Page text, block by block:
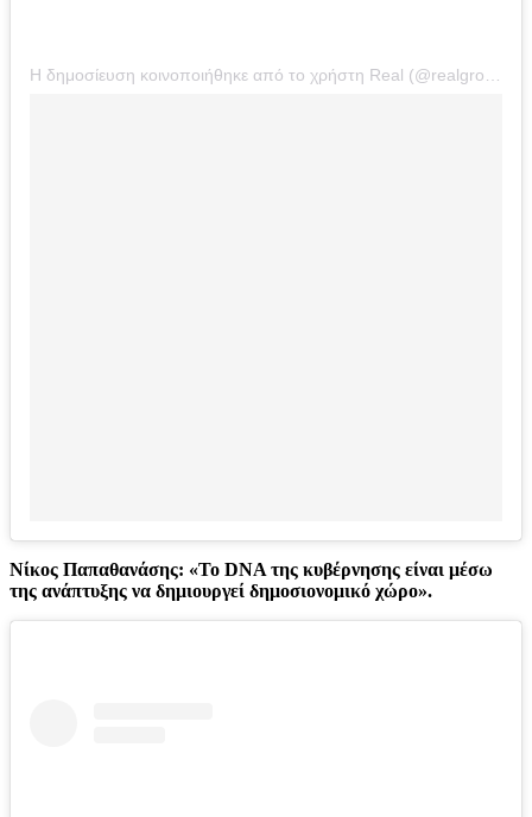
Νίκος Παπαθανάσης: «Το DNA της κυβέρνησης είναι μέσω
της ανάπτυξης να δημιουργεί δημοσιονομικό χώρο».